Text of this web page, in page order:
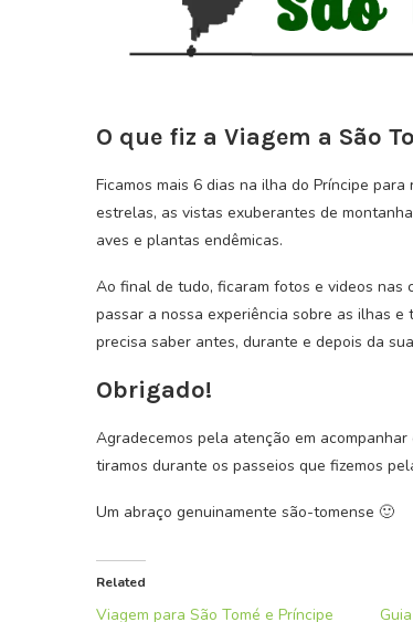
O que fiz a Viagem a São
Ficamos mais 6 dias na ilha do Príncipe
estrelas, as vistas exuberantes de
aves e plantas endêmicas.
Ao final de tudo, ficaram fotos e videos nas
passar a nossa experiência sobre as ilhas
precisa saber antes, durante e depois da
Obrigado!
Agradecemos pela atenção em
tiramos durante os passeios que fizemos
Um abraço genuinamente são-tomense 🙂
Related
Viagem para São Tomé e Príncipe
27 de Outubro, 2022 24